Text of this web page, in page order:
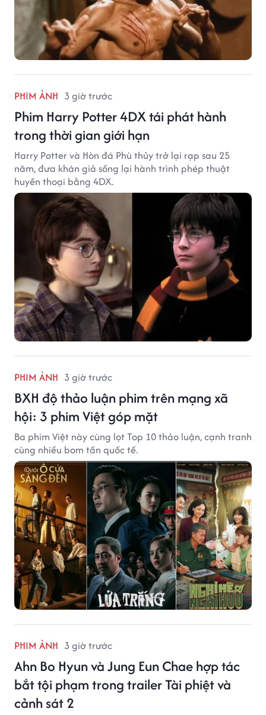
PHIM ẢNH 3 giờ trước
Phim Harry Potter 4DX tái phát hành
trong thời gian giới hạn
Harry Potter và Hòn đá Phù thủy trở lại rạp sau 25
năm, đưa khán giả sống lại hành trình phép thuật
huyền thoại bằng 4DX.
PHIM ẢNH 3 giờ trước
BXH độ thảo luận phim trên mạng xã
hội: 3 phim Việt góp mặt
Ba phim Việt này cùng lọt Top 10 thảo luận, cạnh tranh
cùng nhiều bom tấn quốc tế.
PHIM ẢNH 3 giờ trước
Ahn Bo Hyun và Jung Eun Chae hợp tác
bắt tội phạm trong trailer Tài phiệt và
cảnh sát 2